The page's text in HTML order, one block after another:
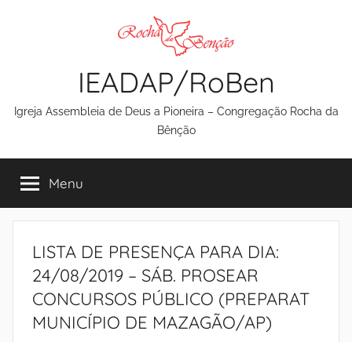
IEADAP/RoBen
Igreja Assembleia de Deus a Pioneira – Congregação Rocha da
Bênção
Menu
LISTA DE PRESENÇA PARA DIA:
24/08/2019 – SÁB. PROSEAR
CONCURSOS PÚBLICO (PREPARAT
MUNICÍPIO DE MAZAGÃO/AP)